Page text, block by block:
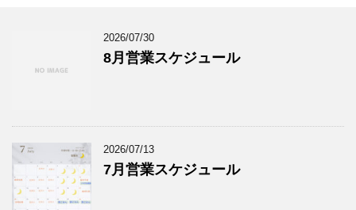
2026/07/30
8月営業スケジュール
2026/07/13
7月営業スケジュール